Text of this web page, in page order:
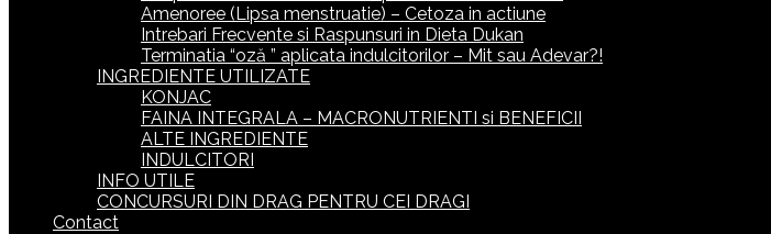
Amenoree (Lipsa menstruatie) – Cetoza in actiune
Intrebari Frecvente si Raspunsuri in Dieta Dukan
Terminatia “oză ” aplicata indulcitorilor – Mit sau Adevar?!
INGREDIENTE UTILIZATE
KONJAC
FAINA INTEGRALA – MACRONUTRIENTI si BENEFICII
ALTE INGREDIENTE
INDULCITORI
INFO UTILE
CONCURSURI DIN DRAG PENTRU CEI DRAGI
Contact